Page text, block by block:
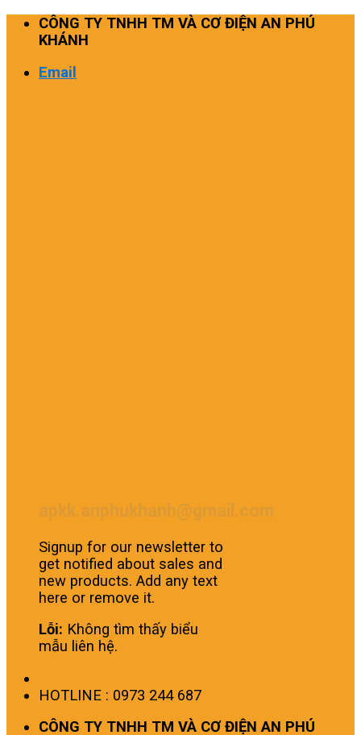
Skip
CÔNG TY TNHH TM VÀ CƠ ĐIỆN AN PHÚ
KHÁNH
Email
Signup for our newsletter to
get notified about sales and
new products. Add any text
here or remove it.
Lỗi: Không tìm thấy biểu
mẫu liên hệ.
HOTLINE : 0973 244 687
CÔNG TY TNHH TM VÀ CƠ ĐIỆN AN PHÚ